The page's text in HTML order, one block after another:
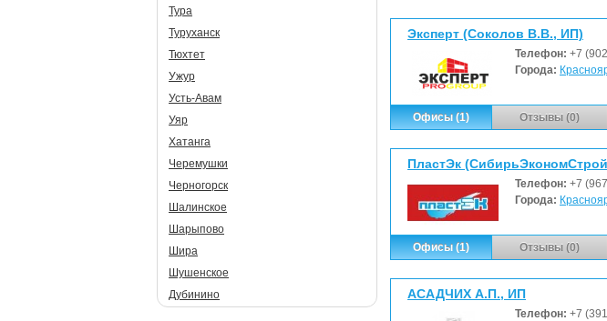
Эксперт (Соколов В.В., ИП)
Телефон: +7
Города:
Офисы (1) Отзывы (0)
ПластЭк
Телефон: +7
Города:
Офисы (1) Отзывы (0)
АСАДЧИХ А.П., ИП
Телефон: +7
Тура
Туруханск
Тюхтет
Ужур
Усть-Авам
Уяр
Хатанга
Черемушки
Черногорск
Шалинское
Шарыпово
Шира
Шушенское
Дубинино